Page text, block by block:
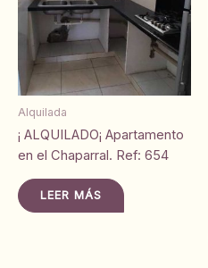
Alquilada
¡ ALQUILADO¡ Apartamento
en el Chaparral. Ref: 654
LEER MÁS